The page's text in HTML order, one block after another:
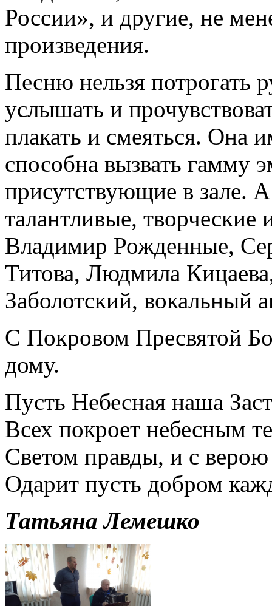
России», и другие, не
произведения.
Песню нельзя потрогать
услышать и
плакать и смеяться. Она
способна вызвать гамму
присутствующие в зале.
талантливые, творческие
Владимир Рожденные,
Титова, Людмила
Заболотский, вокальный
С Покровом Пресвятой
дому.
Пусть Небесная наша
Всех покроет небесным
Светом правды, и с
Одарит пусть добром
Татьяна Лемешко